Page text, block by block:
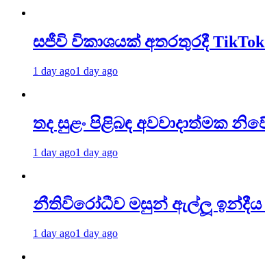
සජීවි විකාශයක් අතරතුරදී
1 day ago1 day ago
තද සුළං පිළිබඳ අවවාදාත්මක
1 day ago1 day ago
නීතිවිරෝධීව මසුන් ඇල්ලූ ඉන්දීය
1 day ago1 day ago